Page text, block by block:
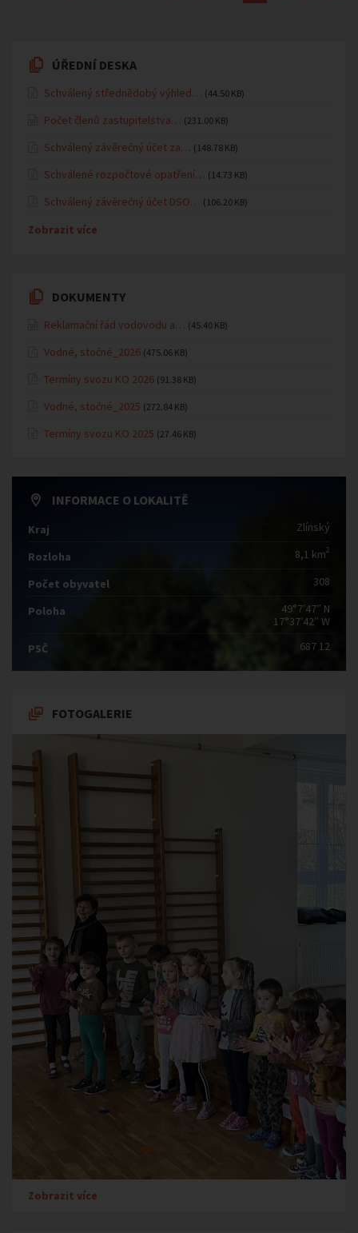
ÚŘEDNÍ DESKA
Schválený střednědobý výhled… (44.50 KB)
Počet členů zastupitelstva… (231.00 KB)
Schválený závěrečný účet za… (148.78 KB)
Schválené rozpočtové opatření… (14.73 KB)
Schválený závěrečný účet DSO… (106.20 KB)
Zobrazit více
DOKUMENTY
Reklamační řád vodovodu a… (45.40 KB)
Vodné, stočné_2026 (475.06 KB)
Termíny svozu KO 2026 (91.38 KB)
Vodné, stočné_2025 (272.84 KB)
Termíny svozu KO 2025 (27.46 KB)
INFORMACE O LOKALITĚ
Kraj Zlínský
Rozloha 8,1 km2
Počet obyvatel 308
Poloha
49°7′47″ N
17°37′42″ W
PSČ
687 12
FOTOGALERIE
Zobrazit více